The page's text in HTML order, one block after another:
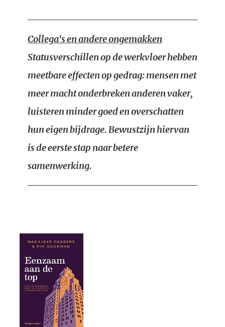
Collega's en andere ongemakken
Statusverschillen op de werkvloer hebben
meetbare effecten op gedrag: mensen met
meer macht onderbreken anderen vaker,
luisteren minder goed en overschatten
hun eigen bijdrage. Bewustzijn hiervan
is de eerste stap naar betere
samenwerking.